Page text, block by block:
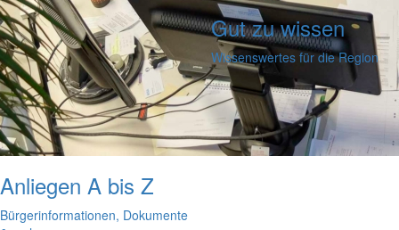
Anliegen A bis Z
Bürgerinformationen, Dokumente
Gut zu wissen
Wissenswertes für die Region